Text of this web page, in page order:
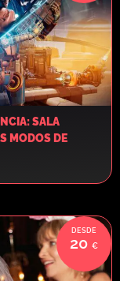
SALA
MODOS DE
20